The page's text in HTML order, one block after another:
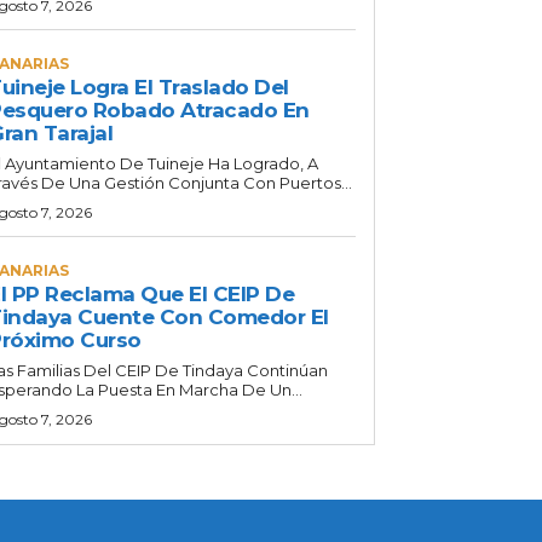
7, 2026
Logra El Traslado Del
Robado Atracado En
Tarajal
Ayuntamiento De Tuineje Ha Logrado, A
De Una Gestión Conjunta Con Puertos...
7, 2026
PP Reclama Que El CEIP De
Cuente Con Comedor El
Curso
Familias Del CEIP De Tindaya Continúan
La Puesta En Marcha De Un...
7, 2026